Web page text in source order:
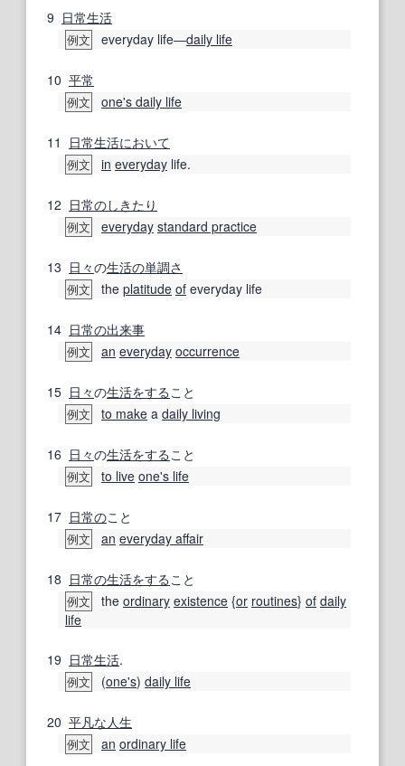
9 日常生活
例文 everyday life―daily life
10 平常
例文 one's daily life
11 日常生活において
例文 in everyday life.
12 日常のしきたり
例文 everyday standard practice
13 日々の生活の単調さ
例文 the platitude of everyday life
14 日常の出来事
例文 an everyday occurrence
15 日々の生活をすること
例文 to make a daily living
16 日々の生活をすること
例文 to live one's life
17 日常のこと
例文 an everyday affair
18 日常の生活をすること
例文 the ordinary existence {or routines} of daily
life
19 日常生活.
例文 (one's) daily life
20 平凡な人生
例文 an ordinary life